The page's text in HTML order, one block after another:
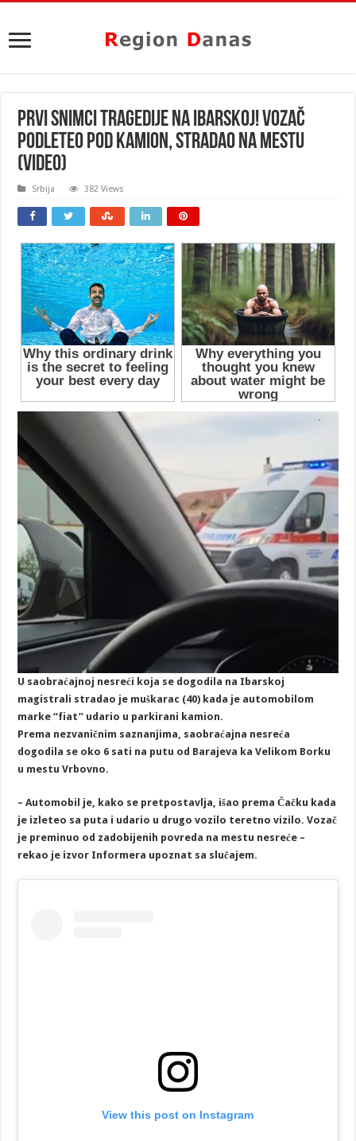
PRVI SNIMCI TRAGEDIJE NA IBARSKOJ! Vozač
podleteo pod kamion, stradao na mestu
(VIDEO)
Srbija 382 Views
U saobraćajnoj nesreći koja se dogodila na Ibarskoj
magistrali stradao je muškarac (40) kada je automobilom
marke “fiat” udario u parkirani kamion.
Prema nezvaničnim saznanjima, saobraćajna nesreća
dogodila se oko 6 sati na putu od Barajeva ka Velikom Borku
u mestu Vrbovno.
– Automobil je, kako se pretpostavlja, išao prema Čačku kada
je izleteo sa puta i udario u drugo vozilo teretno vizilo. Vozač
je preminuo od zadobijenih povreda na mestu nesreće –
rekao je izvor Informera upoznat sa slučajem.
View this post on Instagram